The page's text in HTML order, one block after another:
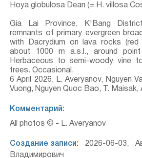
Hoya globulosa Dean (= H. villosa
Gia Lai Province, K'Bang
remnants of primary evergreen
with Dacrydium on lava rocks
about 1000 m a.s.l., around point
Herbaceous to semi-woody vine
trees. Occasional.
6 April 2026, L. Averyanov, Nguyen
Vuong, Nguyen Quoc Bao, T. Maisak,
Комментарий:
All photos © - L. Averyanov
Создание записи: 2026-06-03,
Владимирович